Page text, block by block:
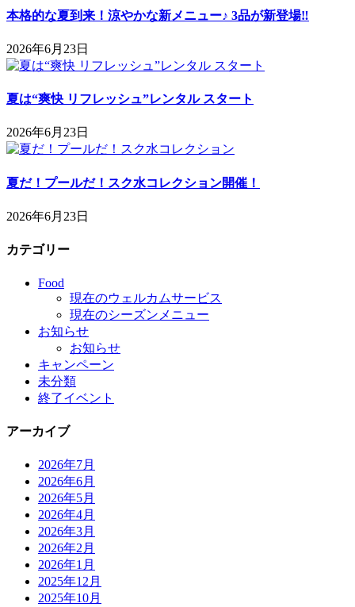
本格的な夏到来！涼やかな新メニュー♪ 3品が新登場‼
2026年6月23日
夏は“爽快 リフレッシュ”レンタル スタート
2026年6月23日
夏だ！プールだ！スク水コレクション開催！
2026年6月23日
カテゴリー
Food
現在のウェルカムサービス
現在のシーズンメニュー
お知らせ
お知らせ
キャンペーン
未分類
終了イベント
アーカイブ
2026年7月
2026年6月
2026年5月
2026年4月
2026年3月
2026年2月
2026年1月
2025年12月
2025年10月